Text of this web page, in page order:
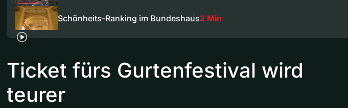
Schönheits-Ranking im Bundeshaus2 Min
Ticket fürs Gurtenfestival wird
teurer